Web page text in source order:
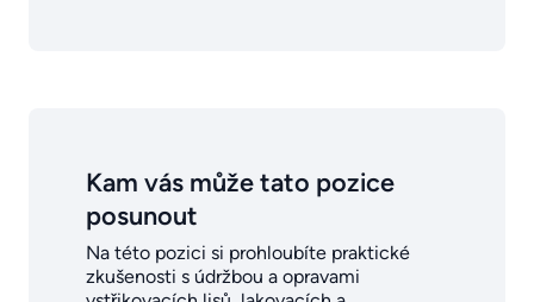
Kam vás může tato pozice
posunout
Na této pozici si prohloubíte praktické
zkušenosti s údržbou a opravami